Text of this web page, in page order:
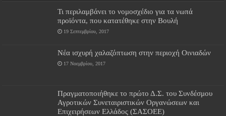
Τι περιλαμβάνει το νομοσχέδιο για τα νωπά
προϊόντα, που κατατέθηκε στην Βουλή
19 Σεπτεμβρίου, 2017
Νέα ισχυρή χαλαζόπτωση στην περιοχή Οινιαδών
17 Νοεμβρίου, 2017
Πραγματοποιήθηκε το πρώτο Δ.Σ. του Συνδέσμου
Αγροτικών Συνεταιριστικών Οργανώσεων και
Επιχειρήσεων Ελλάδος (ΣΑΣΟΕΕ)